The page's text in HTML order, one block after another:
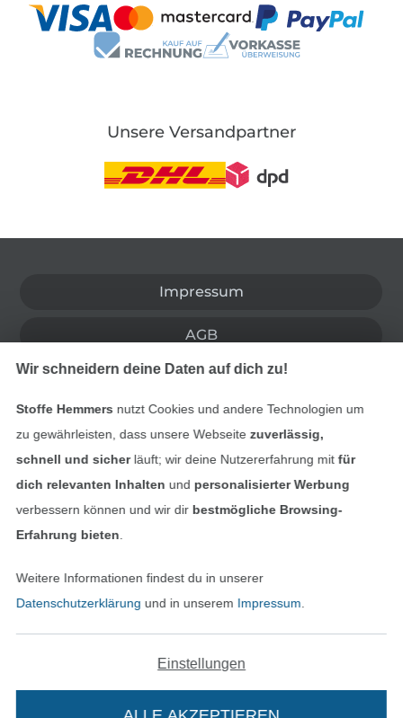
Unsere Versandpartner
Impressum
AGB
Datenschutz
Kontakt
Bestellung widerrufen
Finde mehr Inspiration
Wir schneidern deine Daten auf dich zu!
Stoffe Hemmers nutzt Cookies und andere Technologien um
zu gewährleisten, dass unsere Webseite zuverlässig,
schnell und sicherläuft; wir deine Nutzererfahrung mitfür
dich relevanten Inhalten und personalisierter Werbung
verbessern können und wir dir bestmögliche Browsing-
Erfahrung bieten
Weitere Informationen findest du in unserer
Datenschutzerklärung und in unserem Impressum
Einstellungen